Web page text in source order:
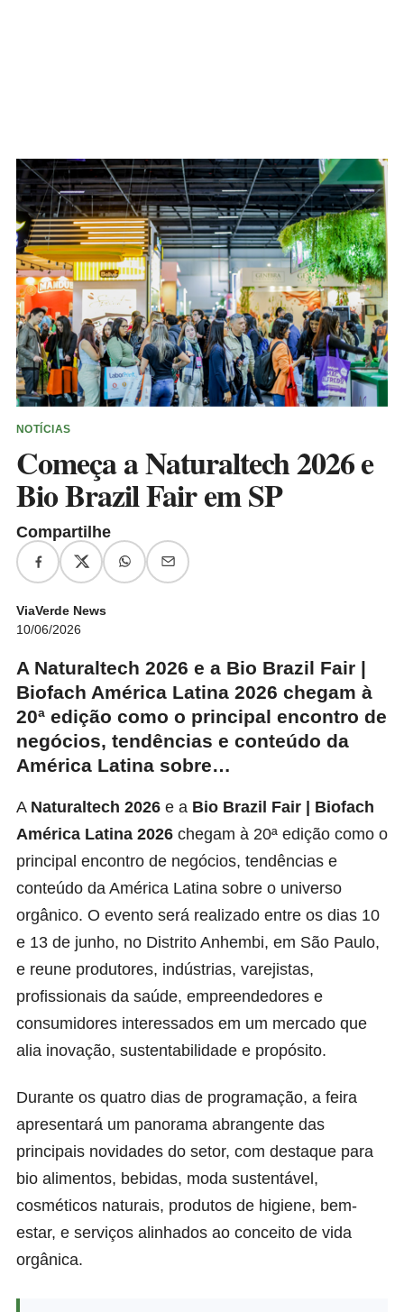
NOTÍCIAS
Começa a Naturaltech 2026 e
Bio Brazil Fair em SP
Compartilhe
ViaVerde News
10/06/2026
A Naturaltech 2026 e a Bio Brazil Fair |
Biofach América Latina 2026 chegam à
20ª edição como o principal encontro de
negócios, tendências e conteúdo da
América Latina sobre…
A Naturaltech 2026 e a Bio Brazil Fair | Biofach
América Latina 2026 chegam à 20ª edição como o
principal encontro de negócios, tendências e
conteúdo da América Latina sobre o universo
orgânico. O evento será realizado entre os dias 10
e 13 de junho, no Distrito Anhembi, em São Paulo,
e reune produtores, indústrias, varejistas,
profissionais da saúde, empreendedores e
consumidores interessados em um mercado que
alia inovação, sustentabilidade e propósito.
Durante os quatro dias de programação, a feira
apresentará um panorama abrangente das
principais novidades do setor, com destaque para
bio alimentos, bebidas, moda sustentável,
cosméticos naturais, produtos de higiene, bem-
estar, e serviços alinhados ao conceito de vida
orgânica.